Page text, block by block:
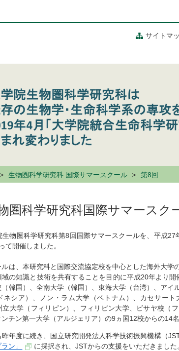
サイトマ
生物圏科学研究科 国際サマースクール 第8回
圏科学研究科国際サマースク
生物圏科学研究科第8回国際サマースクールを、平成
て開催しました。
は、本研究科と国際交流協定校を中心とした海外大学
の知識と技術を共有することを目的に平成20年より
韓国）、全南大学（韓国）、東海大学（台湾）、アイ
ネシア）、ノン・ラム大学（ベトナム）、カセサー
立大学（フィリピン）、フィリピン大学、ビサヤ校（
チン第一大学（アルジェリア）の9ヵ国12校からの14
昨年度に続き、国立研究開発法人科学技術振興機構（
ン」
に採択され、JSTからの支援をいただきました